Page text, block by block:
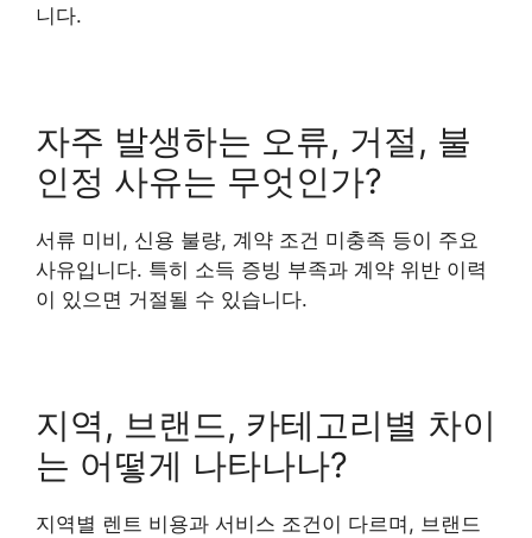
니다.
자주 발생하는 오류, 거절, 불
인정 사유는 무엇인가?
서류 미비, 신용 불량, 계약 조건 미충족 등이 주요
사유입니다. 특히 소득 증빙 부족과 계약 위반 이력
이 있으면 거절될 수 있습니다.
지역, 브랜드, 카테고리별 차이
는 어떻게 나타나나?
지역별 렌트 비용과 서비스 조건이 다르며, 브랜드